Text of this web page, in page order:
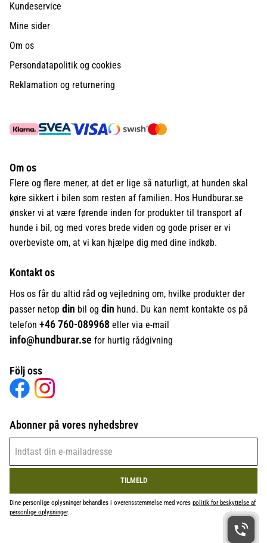
Kundeservice
Mine sider
Om os
Persondatapolitik og cookies
Reklamation og returnering
Om os
Flere og flere mener, at det er lige så naturligt, at hunden skal
køre sikkert i bilen som resten af familien. Hos Hundburar.se
ønsker vi at være førende inden for produkter til transport af
hunde i bil, og med vores brede viden og gode priser er vi
overbeviste om, at vi kan hjælpe dig med dine indkøb.
Kontakt os
Hos os får du altid råd og vejledning om, hvilke produkter der
passer netop din bil og din hund. Du kan nemt kontakte os på
telefon +46760-089968 eller via e-mail
info@hundburar.se for hurtig rådgivning
Följ oss
Abonner på vores nyhedsbrev
TILMELD
Dine personlige oplysninger behandles i overensstemmelse med vores politik for beskyttelse af
personlige oplysninger.